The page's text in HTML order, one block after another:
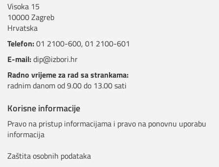
Visoka 15
10000 Zagreb
Hrvatska
Telefon:01 2100-600, 01 2100-601
E-mail:dip@izbori.hr
Radno vrijeme za rad sa strankama:
radnim danom od 9.00 do 13.00 sati
Korisne informacije
Pravo na pristup informacijama i pravo na ponovnu uporabu
informacija
Zaštita osobnih podataka